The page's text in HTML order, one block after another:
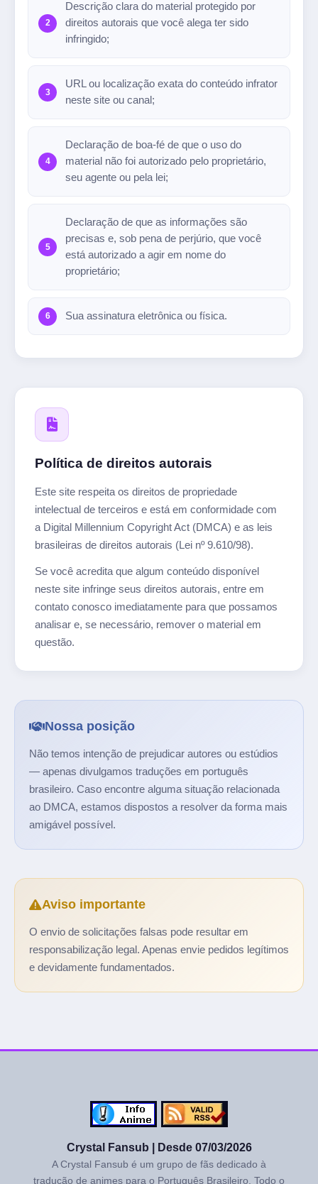
Descrição clara do material protegido por
direitos autorais que você alega ter sido
infringido;
URL ou localização exata do conteúdo infrator
neste site ou canal;
Declaração de boa-fé de que o uso do
material não foi autorizado pelo proprietário,
seu agente ou pela lei;
Declaração de que as informações são
precisas e, sob pena de perjúrio, que você
está autorizado a agir em nome do
proprietário;
Sua assinatura eletrônica ou física.
Política de direitos autorais
Este site respeita os direitos de propriedade
intelectual de terceiros e está em conformidade com
a Digital Millennium Copyright Act (DMCA) e as leis
brasileiras de direitos autorais (Lei nº 9.610/98).
Se você acredita que algum conteúdo disponível
neste site infringe seus direitos autorais, entre em
contato conosco imediatamente para que possamos
analisar e, se necessário, remover o material em
questão.
Nossa posição
Não temos intenção de prejudicar autores ou estúdios
— apenas divulgamos traduções em português
brasileiro. Caso encontre alguma situação relacionada
ao DMCA, estamos dispostos a resolver da forma mais
amigável possível.
Aviso importante
O envio de solicitações falsas pode resultar em
responsabilização legal. Apenas envie pedidos legítimos
e devidamente fundamentados.
Crystal Fansub | Desde 07/03/2026
A Crystal Fansub é um grupo de fãs dedicado à
tradução de animes para o Português Brasileiro. Todo o